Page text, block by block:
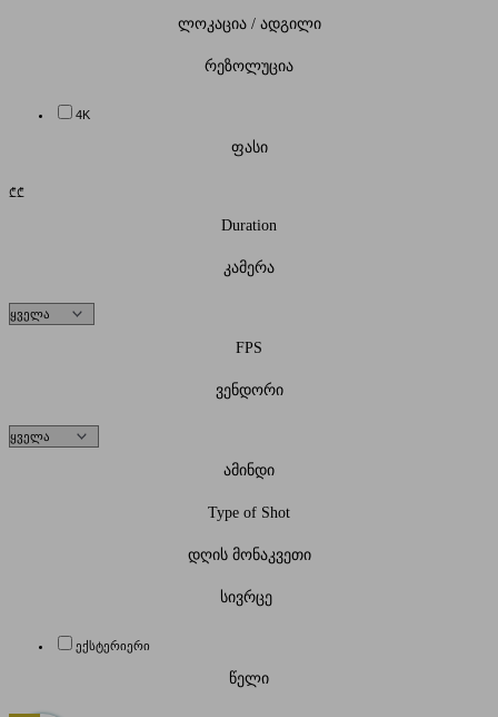
ლოკაცია / ადგილი
რეზოლუცია
4K
ფასი
₾₾
Duration
კამერა
FPS
ვენდორი
ამინდი
Type of Shot
დღის მონაკვეთი
სივრცე
ექსტერიერი
წელი